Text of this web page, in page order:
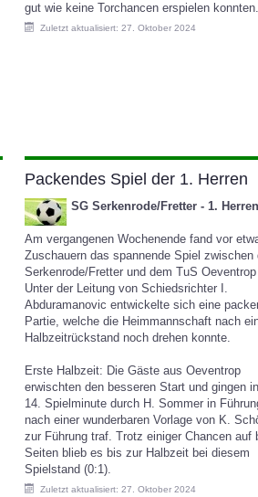
gut wie keine Torchancen erspielen konnten.
Zuletzt aktualisiert: 27. Oktober 2024
Packendes Spiel der 1. Herren
SG Serkenrode/Fretter - 1. Herren
Am vergangenen Wochenende fand vor
Zuschauern das spannende Spiel zwischen
Serkenrode/Fretter und dem TuS
Unter der Leitung von Schiedsrichter I.
Abduramanovic entwickelte sich eine
Partie, welche die Heimmannschaft nach
Halbzeitrückstand noch drehen konnte.
Erste Halbzeit: Die Gäste aus Oeventrop
erwischten den besseren Start und gingen
14. Spielminute durch H. Sommer in
nach einer wunderbaren Vorlage von K.
zur Führung traf. Trotz einiger Chancen auf
Seiten blieb es bis zur Halbzeit bei diesem
Spielstand (0:1).
Zuletzt aktualisiert: 27. Oktober 2024